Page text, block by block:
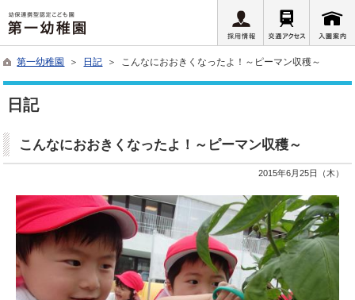
第一幼稚園 ＞ 日記 ＞ こんなにおおきくなったよ！～ピーマン収穫～
日記
こんなにおおきくなったよ！～ピーマン収穫～
2015年6月25日（木）